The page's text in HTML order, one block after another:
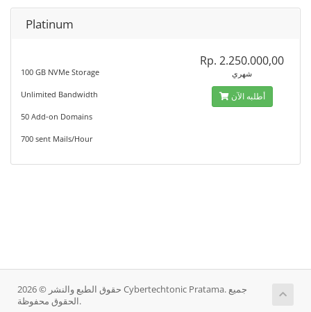
Platinum
100 GB NVMe Storage
Unlimited Bandwidth
50 Add-on Domains
700 sent Mails/Hour
Rp. 2.250.000,00
شهري
أطلبه الآن
حقوق الطبع والنشر © 2026 Cybertechtonic Pratama. جميع
الحقوق محفوظة.